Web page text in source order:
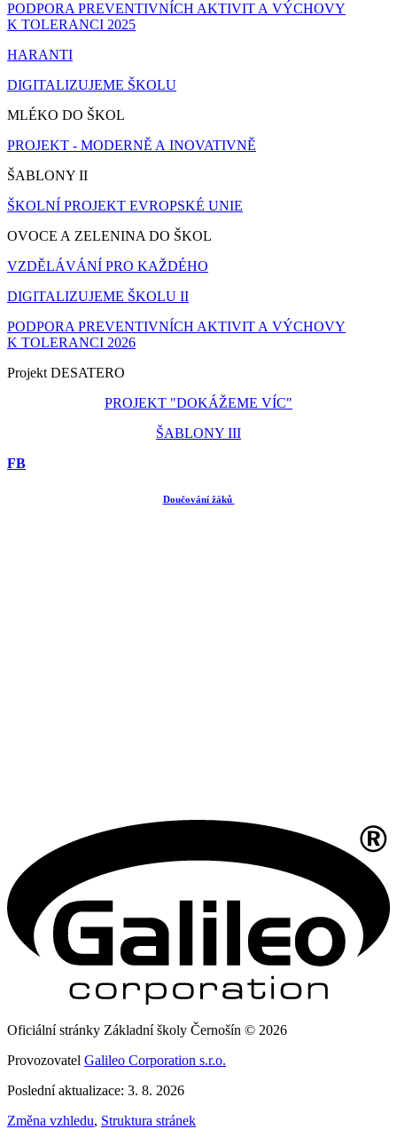
PODPORA PREVENTIVNÍCH AKTIVIT A VÝCHOVY
K TOLERANCI 2025
HARANTI
DIGITALIZUJEME ŠKOLU
MLÉKO DO ŠKOL
PROJEKT - MODERNĚ A INOVATIVNĚ
ŠABLONY II
ŠKOLNÍ PROJEKT EVROPSKÉ UNIE
OVOCE A ZELENINA DO ŠKOL
VZDĚLÁVÁNÍ PRO KAŽDÉHO
DIGITALIZUJEME ŠKOLU II
PODPORA PREVENTIVNÍCH AKTIVIT A VÝCHOVY
K TOLERANCI 2026
Projekt DESATERO
PROJEKT "DOKÁŽEME VÍC"
ŠABLONY III
FB
Doučování žáků
Oficiální stránky Základní školy Černošín © 2026
Provozovatel Galileo Corporation s.r.o.
Poslední aktualizace: 3. 8. 2026
Změna vzhledu, Struktura stránek